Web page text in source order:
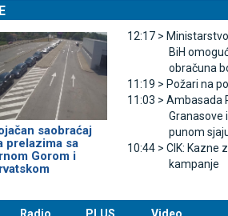
saobraćaj
prelazima sa
Gorom i
12:17 >
BiH
obračuna
11:19 > Požari na
11:03 > Ambasada
Granasove
punom
10:44 > CIK: Kazne
kampanje